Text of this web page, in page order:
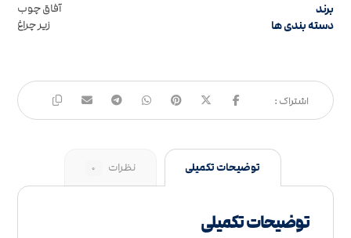
برند آفاق چوب
دسته بندی ها زیر چراغ
توضیحات تکمیلی نظرات ۰
توضیحات تکمیلی